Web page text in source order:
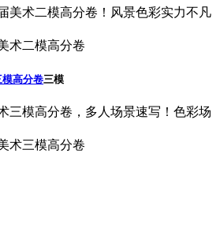
美术二模高分卷！风景色彩实力不凡
模高分卷三模
三模高分卷，多人场景速写！色彩场